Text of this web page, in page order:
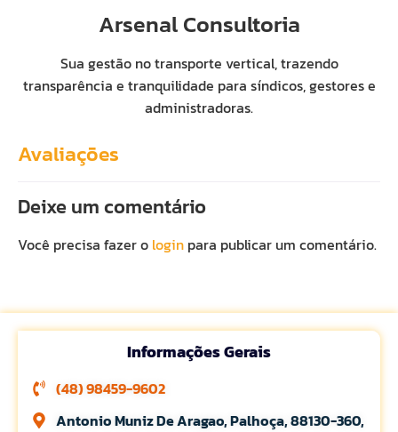
Arsenal Consultoria
Sua gestão no transporte vertical, trazendo
transparência e tranquilidade para síndicos, gestores e
administradoras.
Avaliações
Deixe um comentário
Você precisa fazer o login para publicar um comentário.
Informações Gerais
(48) 98459-9602
Antonio Muniz De Aragao, Palhoça, 88130-360,